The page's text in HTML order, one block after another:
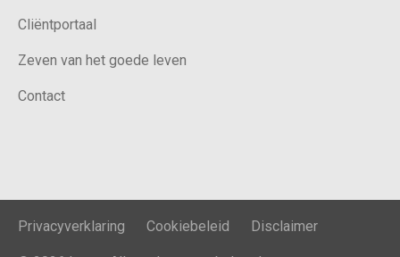
Cliëntportaal
Zeven van het goede leven
Contact
Privacyverklaring Cookiebeleid Disclaimer